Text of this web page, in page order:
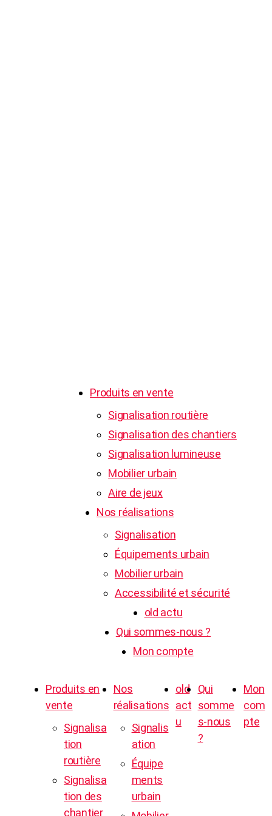
Produits en vente
Signalisation routière
Signalisation des chantiers
Signalisation lumineuse
Mobilier urbain
Aire de jeux
Nos réalisations
Signalisation
Équipements urbain
Mobilier urbain
Accessibilité et sécurité
old actu
Qui sommes-nous ?
Mon compte
Produits en
vente
Signalisa
tion
routière
Signalisa
tion des
chantier
Nos
réalisations
Signalis
ation
Équipe
ments
urbain
old
act
u
Qui
somme
s-nous
?
Mon
com
pte